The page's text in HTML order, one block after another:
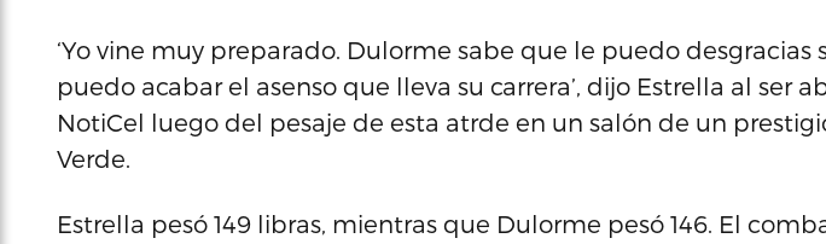
‘Yo vine muy preparado. Dulorme sabe que le puedo desgracias
puedo acabar el asenso que lleva su carrera’, dijo Estrella al ser
NotiCel luego del pesaje de esta atrde en un salón de un
Verde.
Estrella pesó 149 libras, mientras que Dulorme pesó 146. El